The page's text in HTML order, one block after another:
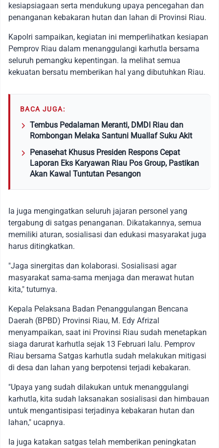
kesiapsiagaan serta mendukung upaya pencegahan dan
penanganan kebakaran hutan dan lahan di Provinsi Riau.
Kapolri sampaikan, kegiatan ini memperlihatkan kesiapan
Pemprov Riau dalam menanggulangi karhutla bersama
seluruh pemangku kepentingan. Ia melihat semua
kekuatan bersatu memberikan hal yang dibutuhkan Riau.
BACA JUGA:
Tembus Pedalaman Meranti, DMDI Riau dan
Rombongan Melaka Santuni Muallaf Suku Akit
Penasehat Khusus Presiden Respons Cepat
Laporan Eks Karyawan Riau Pos Group, Pastikan
Akan Kawal Tuntutan Pesangon
Ia juga mengingatkan seluruh jajaran personel yang
tergabung di satgas penanganan. Dikatakannya, semua
memiliki aturan, sosialisasi dan edukasi masyarakat juga
harus ditingkatkan.
"Jaga sinergitas dan kolaborasi. Sosialisasi agar
masyarakat sama-sama menjaga dan merawat hutan
kita," tuturnya.
Kepala Pelaksana Badan Penanggulangan Bencana
Daerah (BPBD) Provinsi Riau, M. Edy Afrizal
menyampaikan, saat ini Provinsi Riau sudah menetapkan
siaga darurat karhutla sejak 13 Februari lalu. Pemprov
Riau bersama Satgas karhutla sudah melakukan mitigasi
di desa dan lahan yang berpotensi terjadi kebakaran.
"Upaya yang sudah dilakukan untuk menanggulangi
karhutla, kita sudah laksanakan sosialisasi dan himbauan
untuk mengantisipasi terjadinya kebakaran hutan dan
lahan," ucapnya.
Ia juga katakan satgas telah memberikan peningkatan